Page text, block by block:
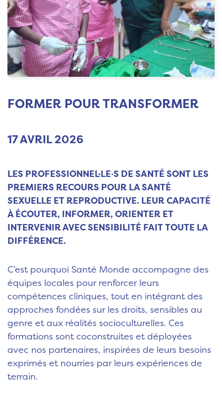
FORMER POUR TRANSFORMER
17 AVRIL 2026
LES PROFESSIONNEL·LE·S DE SANTÉ SONT LES
PREMIERS RECOURS POUR LA SANTÉ
SEXUELLE ET REPRODUCTIVE. LEUR CAPACITÉ
À ÉCOUTER, INFORMER, ORIENTER ET
INTERVENIR AVEC SENSIBILITÉ FAIT TOUTE LA
DIFFÉRENCE.
C’est pourquoi Santé Monde accompagne des
équipes locales pour renforcer leurs
compétences cliniques, tout en intégrant des
approches fondées sur les droits, sensibles au
genre et aux réalités socioculturelles. Ces
formations sont coconstruites et déployées
avec nos partenaires, inspirées de leurs besoins
exprimés et nourries par leurs expériences de
terrain.